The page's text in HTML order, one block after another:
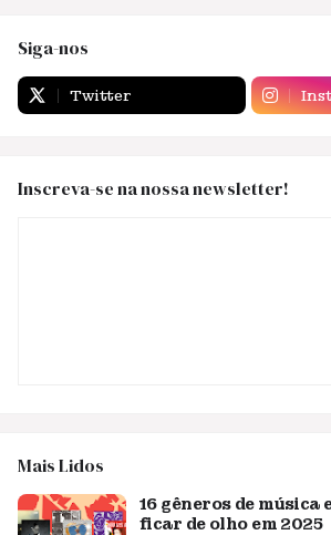
Siga-nos
Twitter
Inscreva-se na nossa newsletter!
Mais Lidos
16 gêneros de
ficar de olho em 2025